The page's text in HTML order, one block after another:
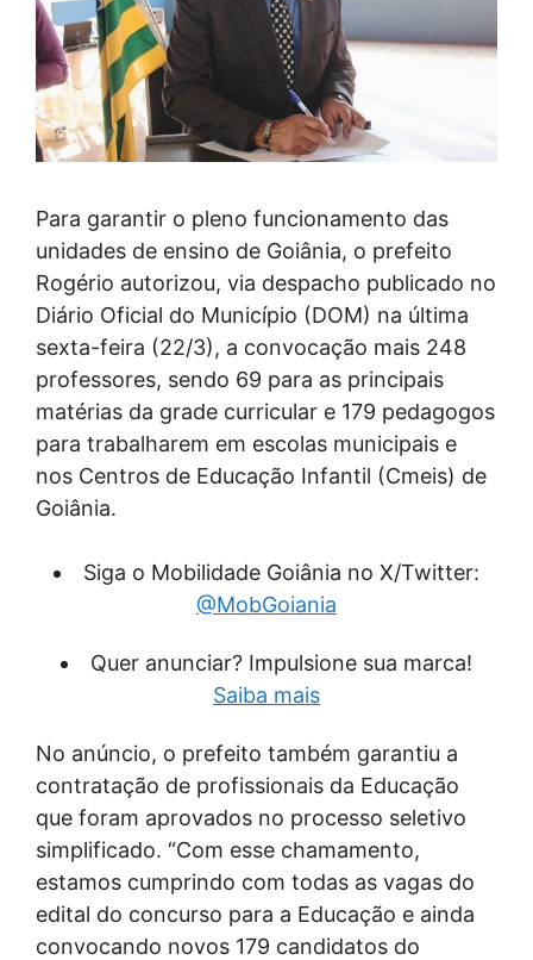
Para garantir o pleno funcionamento das
unidades de ensino de Goiânia, o prefeito
Rogério autorizou, via despacho publicado no
Diário Oficial do Município (DOM) na última
sexta-feira (22/3), a convocação mais 248
professores, sendo 69 para as principais
matérias da grade curricular e 179 pedagogos
para trabalharem em escolas municipais e
nos Centros de Educação Infantil (Cmeis) de
Goiânia.
Siga o Mobilidade Goiânia no X/Twitter:
@MobGoiania
Quer anunciar? Impulsione sua marca!
Saiba mais
No anúncio, o prefeito também garantiu a
contratação de profissionais da Educação
que foram aprovados no processo seletivo
simplificado. “Com esse chamamento,
estamos cumprindo com todas as vagas do
edital do concurso para a Educação e ainda
convocando novos 179 candidatos do